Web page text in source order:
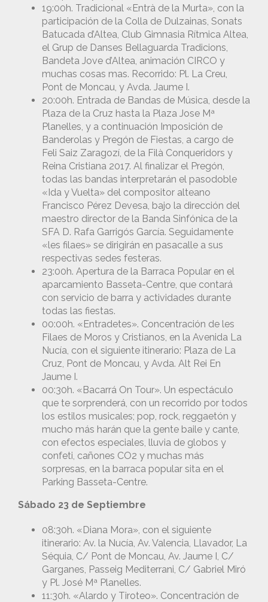
19:00h. Tradicional «Entrà de la Murta», con la
participación de la Colla de Dulzainas, Sonats
Batucada d’Altea, Club Gimnasia Rítmica Altea,
el Grup de Danses Bellaguarda Tradicions,
Bandeta Jove d’Altea, animación CIRCO y
muchas cosas mas. Recorrido: Pl. La Creu,
Pont de Moncau, y Avda. Jaume I.
20:00h. Entrada de Bandas de Música, desde la
Plaza de la Cruz hasta la Plaza Jose Mª
Planelles, y a continuación Imposición de
Banderolas y Pregón de Fiestas, a cargo de
Feli Saiz Zaragozí, de la Filà Conqueridors y
Reina Cristiana 2017. Al finalizar el Pregón,
todas las bandas interpretarán el pasodoble
«Ida y Vuelta» del compositor alteano
Francisco Pérez Devesa, bajo la dirección del
maestro director de la Banda Sinfónica de la
SFA D. Rafa Garrigós García. Seguidamente
«les filaes» se dirigirán en pasacalle a sus
respectivas sedes festeras.
23:00h. Apertura de la Barraca Popular en el
aparcamiento Basseta-Centre, que contará
con servicio de barra y actividades durante
todas las fiestas.
00:00h. «Entradetes». Concentración de les
Filaes de Moros y Cristianos, en la Avenida La
Nucía, con el siguiente itinerario: Plaza de La
Cruz, Pont de Moncau, y Avda. Alt Rei En
Jaume I.
00:30h. «Bacarrá On Tour». Un espectáculo
que te sorprenderá, con un recorrido por todos
los estilos musicales; pop, rock, reggaetón y
mucho más harán que la gente baile y cante,
con efectos especiales, lluvia de globos y
confeti, cañones CO2 y muchas más
sorpresas, en la barraca popular sita en el
Parking Basseta-Centre.
Sábado 23 de Septiembre
08:30h. «Diana Mora», con el siguiente
itinerario: Av. la Nucía, Av. Valencia, Llavador, La
Séquia, C/ Pont de Moncau, Av. Jaume I, C/
Garganes, Passeig Mediterrani, C/ Gabriel Miró
y Pl. José Mª Planelles.
11:30h. «Alardo y Tiroteo». Concentración de